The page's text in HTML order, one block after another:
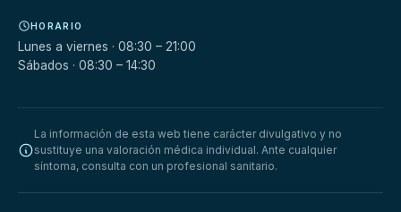
HORARIO
Lunes a viernes · 08:30 – 21:00
Sábados · 08:30 – 14:30
La información de esta web tiene carácter divulgativo y no
sustituye una valoración médica individual. Ante cualquier
síntoma, consulta con un profesional sanitario.